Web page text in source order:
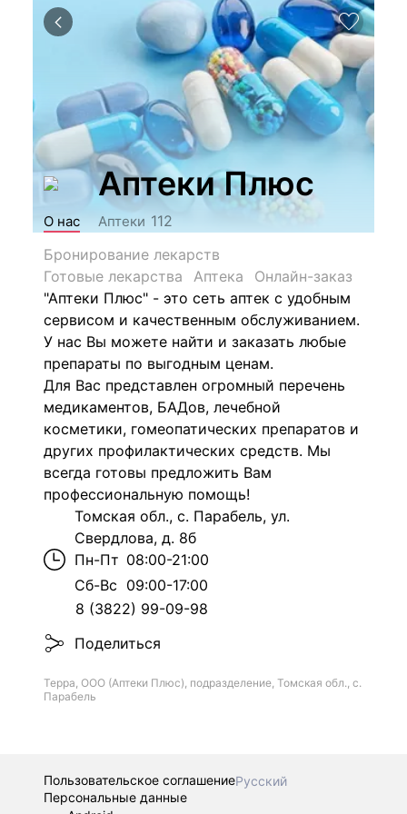
Аптеки Плюс
О нас Аптеки 112
Бронирование лекарств
Готовые лекарства
Аптека
Онлайн-заказ
"Аптеки Плюс" - это сеть аптек с удобным
сервисом и качественным обслуживанием.
У нас Вы можете найти и заказать любые
препараты по выгодным ценам.
Для Вас представлен огромный перечень
медикаментов, БАДов, лечебной
косметики, гомеопатических препаратов и
других профилактических средств. Мы
всегда готовы предложить Вам
профессиональную помощь!
Томская обл., с. Парабель, ул.
Свердлова, д. 8б
Пн-Пт 08:00-21:00
Сб-Вс 09:00-17:00
8 (3822) 99-09-98
Поделиться
Терра, ООО (Аптеки Плюс), подразделение, Томская обл., с.
Парабель
Пользовательское соглашениеРусский
Персональные данные